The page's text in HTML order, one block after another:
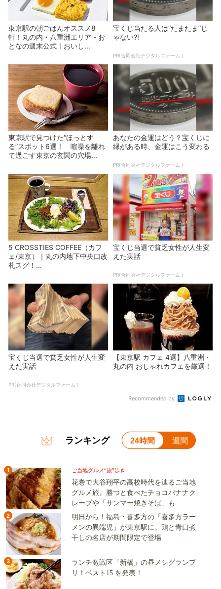
東京駅の朝ごはんオススメ8
軒！丸の内・八重洲エリア - お
となの週末公式｜おいし...
宝くじ当たる人は“たまたま”じ
ゃない?!
PR(合同会社デジタルファーム )
東京駅で見つけた“ほっとす
る”スポット6選！ 喧噪を離れ
て過ごす東京の玄関の穴場...
あなたの金運はどう？宝くじに
縁がある時、金運はこう変わる
PR(合同会社デジタルファーム )
5 CROSSTIES COFFEE（カフ
ェ/東京）｜丸の内地下中央口改
札スグ！...
宝くじ当選で貧乏女性が人生変
えた実話
PR(合同会社デジタルファーム )
宝くじ当選で貧乏女性が人生変
えた実話
PR(合同会社デジタルファーム )
【東京駅 カフェ 4選】八重洲・
丸の内 おしゃれカフェを厳選！
Recommended by
ランキング 24時間 週間
1 ご当地グルメ“旅”歩き
花巻で大谷翔平の高校時代を辿るご当地
グルメ旅。勝つと食べたチョコバナナク
レープや「サンマー焼きそば」も
2
明日から！福島・喜多方の「喜多方ラー
メンの異端児」が東京駅に。鶏と青口煮
干しの名店が期間限定で登場
3
ランチ激戦区「新橋」の昼メシグランプ
リ！ベスト15 を発表！